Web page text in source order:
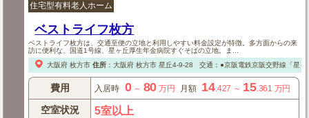
住宅型有料老人ホーム
ベストライフ枚方
ベストライフ枚方は、交通至便の立地と利用しやすい料金設定が特徴。多方面からの来
訪に便利な、国道1号線、星ヶ丘厚生年金病院すぐそばの立地。ま...
大阪府 枚方市 住所： 大阪府 枚方市星丘4-9-28 交通：●京阪電鉄京阪交野線「星
費用 入居時 0～ 80 万円 月額 14.427 ～ 15.361 万円
空室状況 5室以上